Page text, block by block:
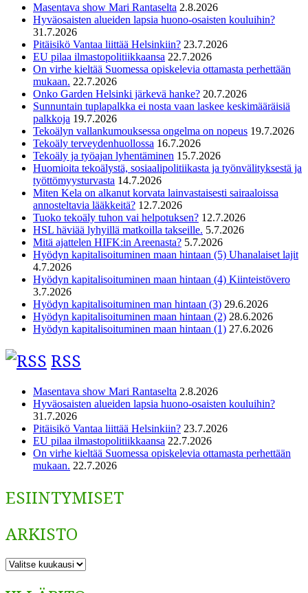
Masentava show Mari Rantaselta 2.8.2026
Hyväosaisten alueiden lapsia huono-osaisten kouluihin?
31.7.2026
Pitäisikö Vantaa liittää Helsinkiin? 23.7.2026
EU pilaa ilmastopolitiikkaansa 22.7.2026
On virhe kieltää Suomessa opiskelevia ottamasta perhettään
mukaan. 22.7.2026
Onko Garden Helsinki järkevä hanke? 20.7.2026
Sunnuntain tuplapalkka ei nosta vaan laskee keskimääräisiä
palkkoja 19.7.2026
Tekoälyn vallankumouksessa ongelma on nopeus 19.7.2026
Tekoäly terveydenhuollossa 16.7.2026
Tekoäly ja työajan lyhentäminen 15.7.2026
Huomioita tekoälystä, sosiaalipolitiikasta ja työnvälityksestä ja
työttömyysturvasta 14.7.2026
Miten Kela on alkanut korvata lainvastaisesti sairaaloissa
annosteltavia lääkkeitä? 12.7.2026
Tuoko tekoäly tuhon vai helpotuksen? 12.7.2026
HSL häviää lyhyillä matkoilla takseille. 5.7.2026
Mitä ajattelen HIFK:in Areenasta? 5.7.2026
Hyödyn kapitalisoituminen maan hintaan (5) Uhanalaiset lajit
4.7.2026
Hyödyn kapitalisoituminen maan hintaan (4) Kiinteistövero
3.7.2026
Hyödyn kapitalisoituminen man hintaan (3) 29.6.2026
Hyödyn kapitalisoituminen maan hintaan (2) 28.6.2026
Hyödyn kapitalisoituminen maan hintaan (1) 27.6.2026
RSS
Masentava show Mari Rantaselta 2.8.2026
Hyväosaisten alueiden lapsia huono-osaisten kouluihin?
31.7.2026
Pitäisikö Vantaa liittää Helsinkiin? 23.7.2026
EU pilaa ilmastopolitiikkaansa 22.7.2026
On virhe kieltää Suomessa opiskelevia ottamasta perhettään
mukaan. 22.7.2026
ESIINTYMISET
ARKISTO
ARKISTO